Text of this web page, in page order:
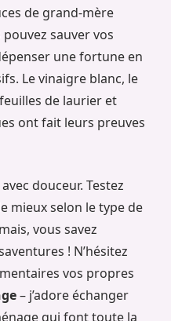
de grand-mère
sauver vos
une fortune en
Le vinaigre blanc, le
de laurier et
ont fait leurs preuves
douceur. Testez
mieux selon le type de
vous savez
! N’hésitez
vos propres
– j’adore échanger
qui font toute la